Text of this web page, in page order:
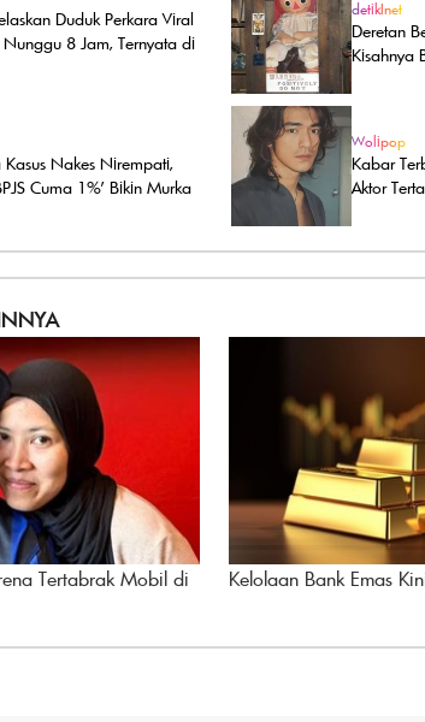
Duduk Perkara Viral
Nunggu 8 Jam, Ternyata di
detikInet
Deretan
Kisahnya
Kasus Nakes Nirempati,
Cuma 1%' Bikin Murka
Wolipop
Kabar
Aktor
Tertabrak Mobil di
Kelolaan Bank Emas